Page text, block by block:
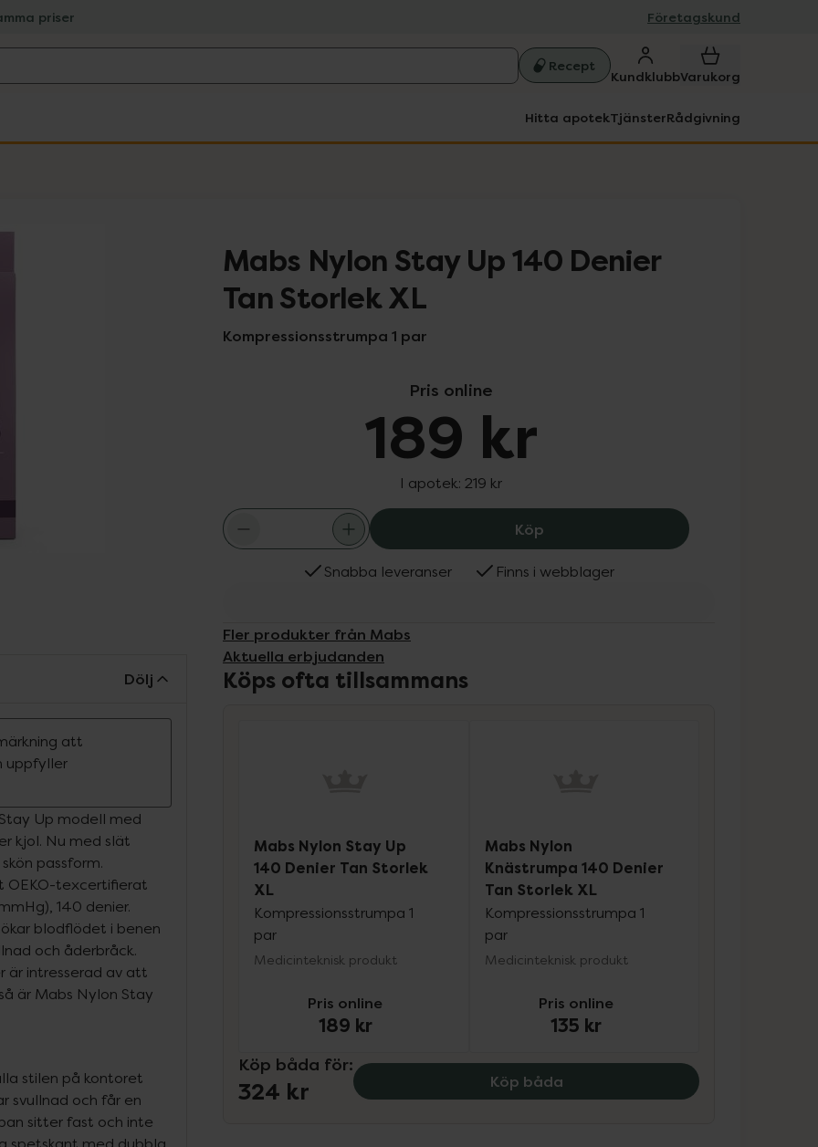
priser Företagskund
Recept
KundklubbVarukorg
Hitta apotekTjänsterRådgivning
Mabs Nylon Stay Up 140 Denier
Tan Storlek XL
Kompressionsstrumpa 1 par
Pris online
189 kr
I apotek: 219 kr
Köp Mabs Nylon Stay Up 140 Denier Tan
Snabba leveranser Finns i webblager
Fler produkter från Mabs
Aktuella erbjudanden
Köps ofta tillsammans
Mabs Nylon Stay Up
140 Denier Tan Storlek
XL
Kompressionsstrumpa 1
par
Medicinteknisk produkt
Pris online
189 kr
Mabs Nylon
Knästrumpa 140 Denier
Tan Storlek XL
Kompressionsstrumpa 1
par
Medicinteknisk produkt
Pris online
135 kr
Köp båda för:
324 kr Köp båda
Dölj
att
uppfyller
Up modell med
kjol. Nu med slät
passform.
OEKO-texcertifierat
140 denier.
blodflödet i benen
och åderbråck.
är intresserad av att
är Mabs Nylon Stay
stilen på kontoret
svullnad och får en
sitter fast och inte
spetskant med dubbla